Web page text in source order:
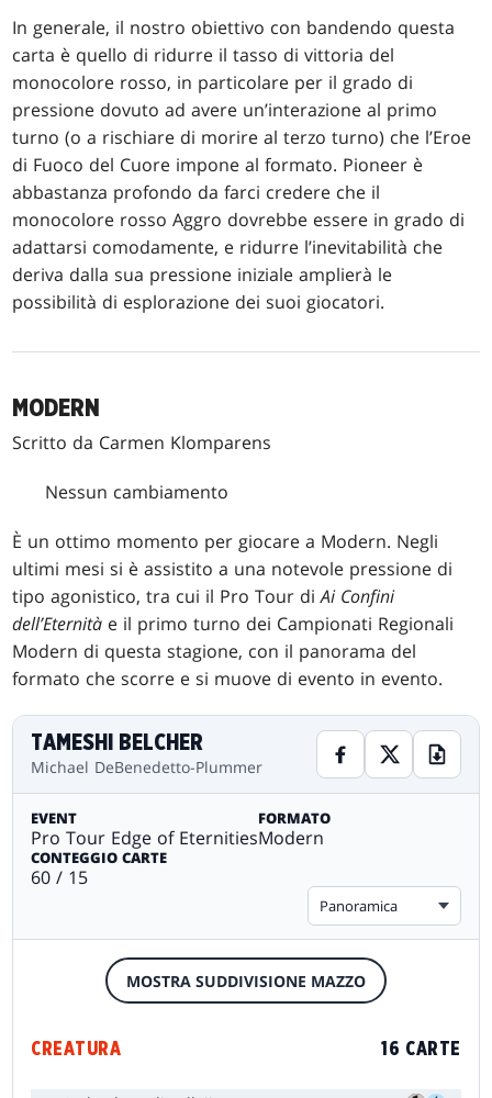
In generale, il nostro obiettivo con bandendo questa
carta è quello di ridurre il tasso di vittoria del
monocolore rosso, in particolare per il grado di
pressione dovuto ad avere un’interazione al primo
turno (o a rischiare di morire al terzo turno) che l’Eroe
di Fuoco del Cuore impone al formato. Pioneer è
abbastanza profondo da farci credere che il
monocolore rosso Aggro dovrebbe essere in grado di
adattarsi comodamente, e ridurre l’inevitabilità che
deriva dalla sua pressione iniziale amplierà le
possibilità di esplorazione dei suoi giocatori.
MODERN
Scritto da Carmen Klomparens
Nessun cambiamento
È un ottimo momento per giocare a Modern. Negli
ultimi mesi si è assistito a una notevole pressione di
tipo agonistico, tra cui il Pro Tour diAi Confini
dell’Eternità e il primo turno dei Campionati Regionali
Modern di questa stagione, con il panorama del
formato che scorre e si muove di evento in evento.
TAMESHI BELCHER
Michael DeBenedetto-Plummer
EVENT
Pro Tour Edge of Eternities
FORMATO
Modern
CONTEGGIO CARTE
60 / 15
Panoramica
MOSTRA SUDDIVISIONE MAZZO
CREATURA 16 CARTE